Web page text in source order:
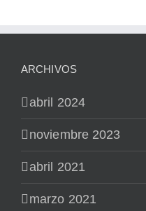
ARCHIVOS
abril 2024
noviembre 2023
abril 2021
marzo 2021